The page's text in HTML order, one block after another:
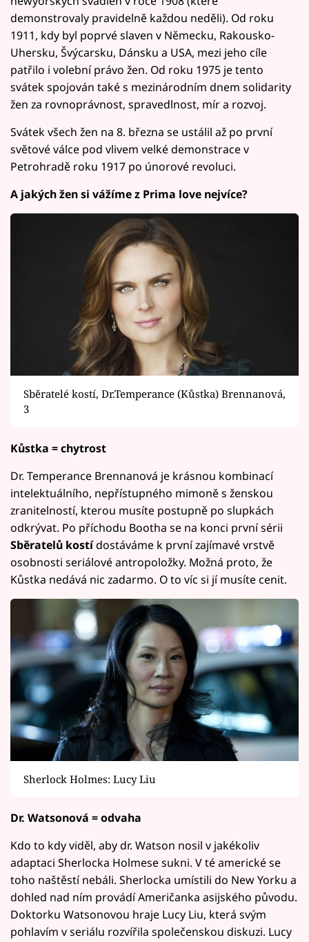
demonstrovaly pravidelně každou neděli). Od roku
1911, kdy byl poprvé slaven v Německu, Rakousko-
Uhersku, Švýcarsku, Dánsku a USA, mezi jeho cíle
patřilo i volební právo žen. Od roku 1975 je tento
svátek spojován také s mezinárodním dnem solidarity
žen za rovnoprávnost, spravedlnost, mír a rozvoj.
Svátek všech žen na 8. března se ustálil až po první
světové válce pod vlivem velké demonstrace v
Petrohradě roku 1917 po únorové revoluci.
A jakých žen si vážíme z Prima love nejvíce?
Sběratelé kostí, Dr.Temperance (Kůstka) Brennanová,
3
Kůstka = chytrost
Dr. Temperance Brennanová je krásnou kombinací
intelektuálního, nepřístupného mimoně s ženskou
zranitelností, kterou musíte postupně po slupkách
odkrývat. Po příchodu Bootha se na konci první sérii
Sběratelů kostídostáváme k první zajímavé vrstvě
osobnosti seriálové antropoložky. Možná proto, že
Kůstka nedává nic zadarmo. O to víc si jí musíte cenit.
Sherlock Holmes: Lucy Liu
Dr. Watsonová = odvaha
Kdo to kdy viděl, aby dr. Watson nosil v jakékoliv
adaptaci Sherlocka Holmese sukni. V té americké se
toho naštěstí nebáli. Sherlocka umístili do New Yorku a
dohled nad ním provádí Američanka asijského původu.
Doktorku Watsonovou hraje Lucy Liu, která svým
pohlavím v seriálu rozvířila společenskou diskuzi. Lucy